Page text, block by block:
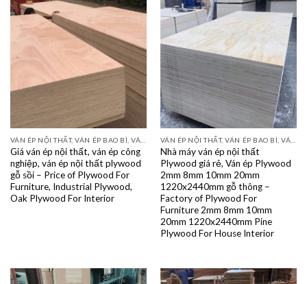
Giá ván ép nội thất, ván ép công
nghiệp, ván ép nội thất plywood
gỗ sồi – Price of Plywood For
Furniture, Industrial Plywood,
Oak Plywood For Interior
Nhà máy ván ép nội thất
Plywood giá rẻ, Ván ép Plywood
2mm 8mm 10mm 20mm
1220x2440mm gỗ thông –
Factory of Plywood For
Furniture 2mm 8mm 10mm
20mm 1220x2440mm Pine
Plywood For House Interior